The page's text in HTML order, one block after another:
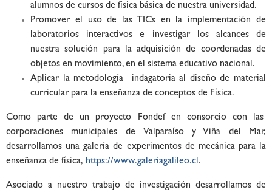
alumnos de cursos de física básica de nuestra universidad.
Promover el uso de las TICs en la implementación de
laboratorios interactivos e investigar los alcances de
nuestra solución para la adquisición de coordenadas de
objetos en movimiento, en el sistema educativo nacional.
Aplicar la metodología indagatoria al diseño de material
curricular para la enseñanza de conceptos de Física.
Como parte de un proyecto Fondef en consorcio con las
corporaciones municipales de Valparaíso y Viña del Mar,
desarrollamos una galería de experimentos de mecánica para la
enseñanza de física, https://www.galeriagalileo.cl.
Asociado a nuestro trabajo de investigación desarrollamos de